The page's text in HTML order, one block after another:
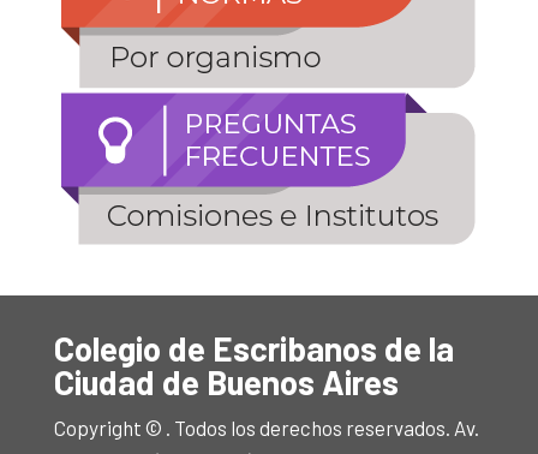
Colegio de Escribanos de la
Ciudad de Buenos Aires
Copyright © . Todos los derechos reservados. Av.